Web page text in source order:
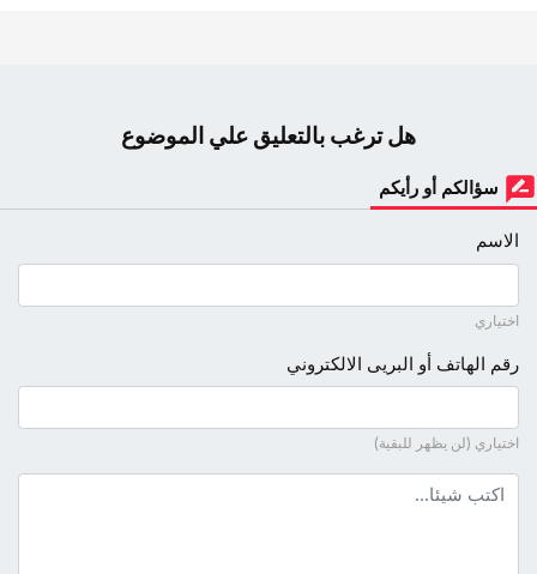
هل ترغب بالتعليق علي الموضوع
سؤالكم أو رأيكم
الاسم
اختياري
رقم الهاتف أو البريى الالكتروني
اختياري (لن يظهر للبقية)
نص التعليق